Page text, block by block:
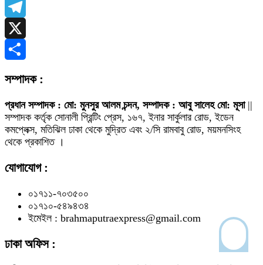
WhatsApp
Telegram
X
সম্পাদক :
প্রধান সম্পাদক : মো: মুনসুর আলম চন্দন, সম্পাদক : আবু সালেহ মো: মূসা||
সম্পাদক কর্তৃক সোনালী প্রিন্টিং প্রেস, ১৬৭, ইনার সার্কুলার রোড, ইডেন
কমপ্লেক্স, মতিঝিল ঢাকা থেকে মুদ্রিত এবং ২/সি রামবাবু রোড, ময়মনসিংহ
থেকে প্রকাশিত ।
যোগাযোগ :
০১৭১১-৭০৩৫০০
০১৭১০-৫৪৯৪৩৪
ইমেইল : brahmaputraexpress@gmail.com
ঢাকা অফিস :